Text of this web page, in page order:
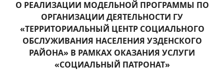
О РЕАЛИЗАЦИИ МОДЕЛЬНОЙ ПРОГРАММЫ ПО
ОРГАНИЗАЦИИ ДЕЯТЕЛЬНОСТИ ГУ
«ТЕРРИТОРИАЛЬНЫЙ ЦЕНТР СОЦИАЛЬНОГО
ОБСЛУЖИВАНИЯ НАСЕЛЕНИЯ УЗДЕНСКОГО
РАЙОНА» В РАМКАХ ОКАЗАНИЯ УСЛУГИ
«СОЦИАЛЬНЫЙ ПАТРОНАТ»
Узденская центральная районная
библиотека
Узденская детская школа искусств
Районный Дом культуры